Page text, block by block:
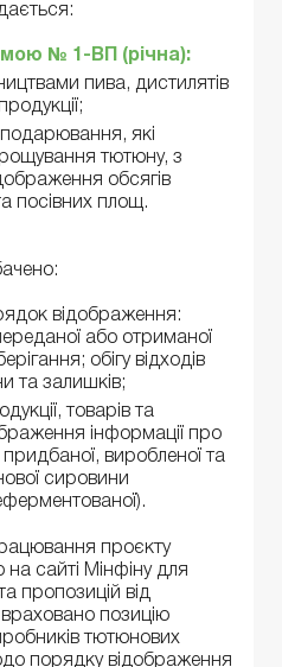
№ 1-ВП (річна):
пива, дистилятів
які
тютюну, з
обсягів
посівних площ.
відображення:
або отриманої
обігу відходів
та залишків;
товарів та
інформації про
виробленої та
сировини
проєкту
сайті Мінфіну для
пропозицій від
враховано позицію
тютюнових
порядку відображення